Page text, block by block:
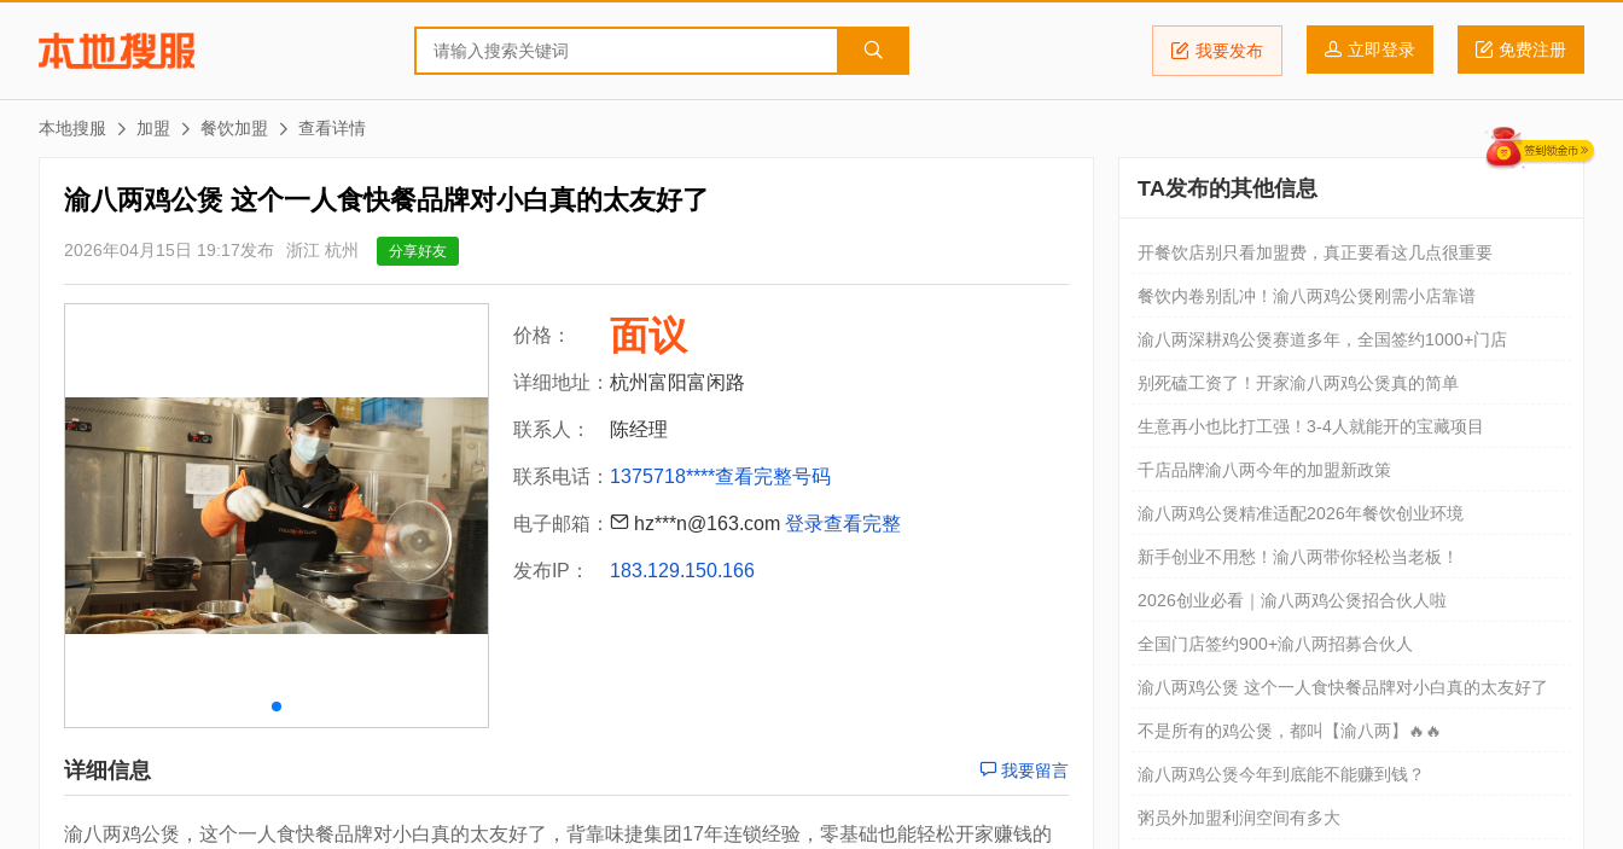
我要发布 立即登录 免费注册
本地搜服 加盟 餐饮加盟 查看详情
渝八两鸡公煲 这个一人食快餐品牌对小白真的太友好了
2026年04月15日 19:17发布 浙江 杭州 分享好友
价格： 面议
详细地址： 杭州富阳富闲路
联系人： 陈经理
联系电话： 1375718****查看完整号码
电子邮箱： hz***n@163.com 登录查看完整
发布IP： 183.129.150.166
详细信息 我要留言
渝八两鸡公煲，这个一人食快餐品牌对小白真的太友好了，背靠味捷集团17年连锁经验，零基础也能轻松开家赚钱的
TA发布的其他信息
开餐饮店别只看加盟费，真正要看这几点很重要
餐饮内卷别乱冲！渝八两鸡公煲刚需小店靠谱
渝八两深耕鸡公煲赛道多年，全国签约1000+门店
别死磕工资了！开家渝八两鸡公煲真的简单
生意再小也比打工强！3-4人就能开的宝藏项目
千店品牌渝八两今年的加盟新政策
渝八两鸡公煲精准适配2026年餐饮创业环境
新手创业不用愁！渝八两带你轻松当老板！
2026创业必看｜渝八两鸡公煲招合伙人啦
全国门店签约900+渝八两招募合伙人
渝八两鸡公煲 这个一人食快餐品牌对小白真的太友好了
不是所有的鸡公煲，都叫【渝八两】🔥🔥
渝八两鸡公煲今年到底能不能赚到钱？
粥员外加盟利润空间有多大